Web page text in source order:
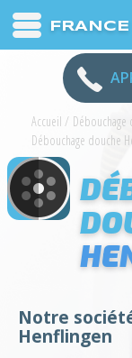
Accueil / Débouchage
Débouchage douche
Notre
Henflingen